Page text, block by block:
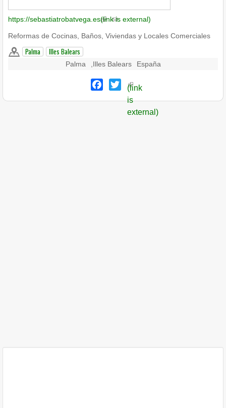
https://sebastiatrobatvega.es(link is external)
Reformas de Cocinas, Baños, Viviendas y Locales Comerciales
Palma Illes Balears
Palma Illes Balears España
Facebook
Twitter
(link
is
external)